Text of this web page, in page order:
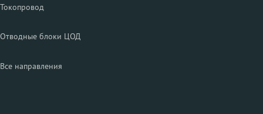
Токопровод
Отводные блоки ЦОД
Все направления